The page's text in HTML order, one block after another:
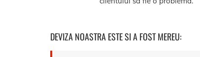
DEVIZA NOASTRA ESTE SI A FOST MEREU: